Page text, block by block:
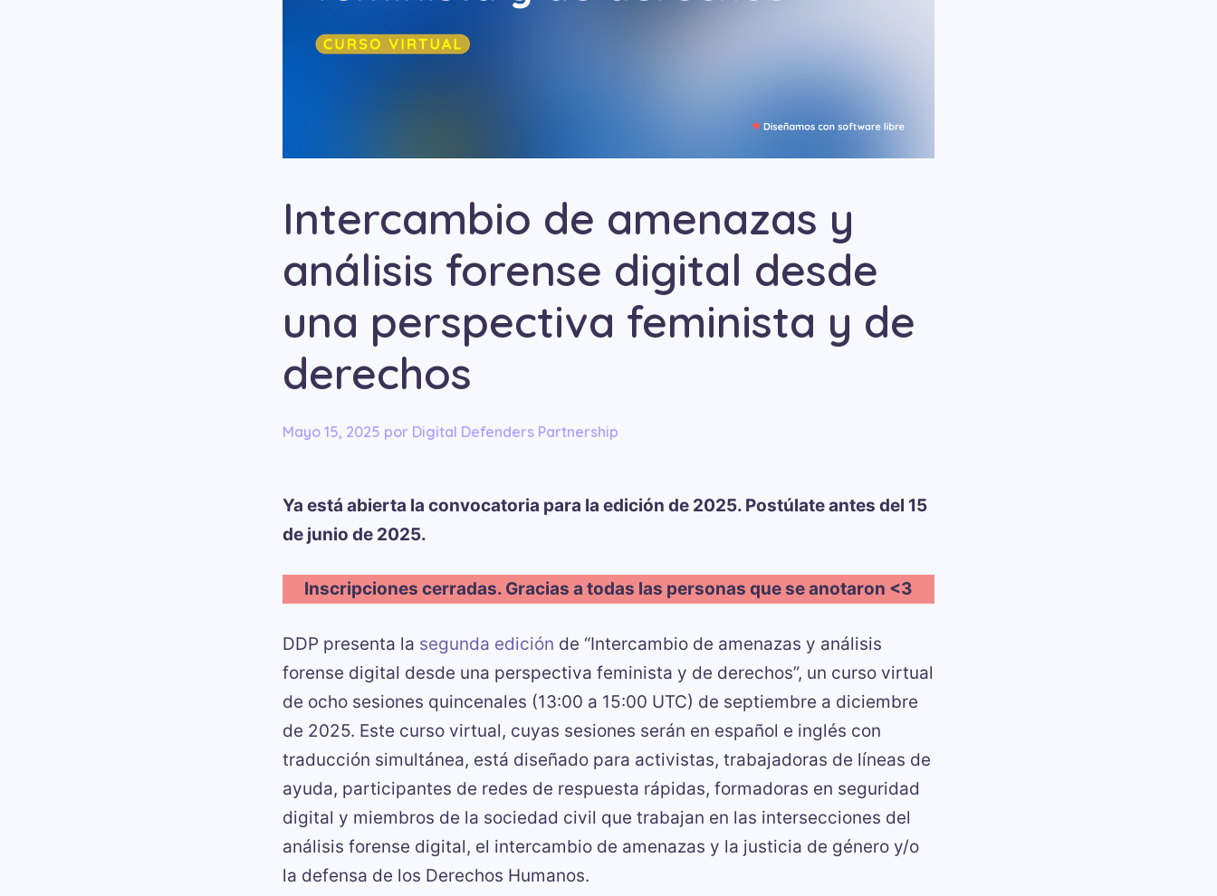
Intercambio de amenazas y
análisis forense digital desde
una perspectiva feminista y de
derechos
mayo 15, 2025 por Digital Defenders Partnership
Ya está abierta la convocatoria para la edición de 2025. Postúlate antes del 15
de junio de 2025.
Inscripciones cerradas. Gracias a todas las personas que se anotaron <3
DDP presenta la segunda edición de “Intercambio de amenazas y análisis
forense digital desde una perspectiva feminista y de derechos”, un curso virtual
de ocho sesiones quincenales (13:00 a 15:00 UTC) de septiembre a diciembre
de 2025. Este curso virtual, cuyas sesiones serán en español e inglés con
traducción simultánea, está diseñado para activistas, trabajadoras de líneas de
ayuda, participantes de redes de respuesta rápidas, formadoras en seguridad
digital y miembros de la sociedad civil que trabajan en las intersecciones del
análisis forense digital, el intercambio de amenazas y la justicia de género y/o
la defensa de los Derechos Humanos.